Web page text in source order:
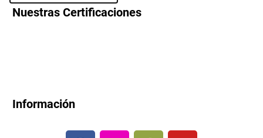
Nuestras Certificaciones
Información